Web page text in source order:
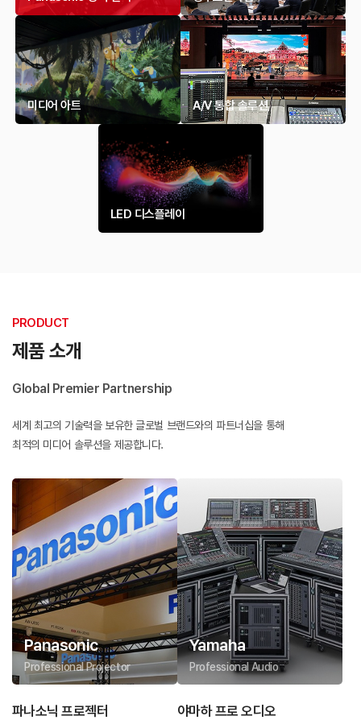
미디어 아트 A/V 통합 솔루션
LED 디스플레이
PRODUCT
제품 소개
Global Premier Partnership
세계 최고의 기술력을 보유한 글로벌 브랜드와의 파트너십을 통해
최적의 미디어 솔루션을 제공합니다.
Panasonic
Professional Projector
파나소닉 프로젝터
Yamaha
Professional Audio
야마하 프로 오디오